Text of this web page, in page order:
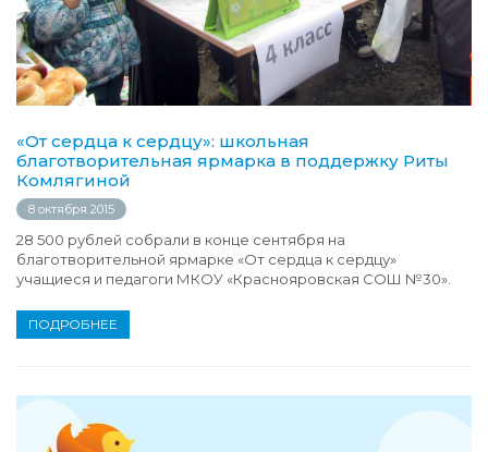
«От сердца к сердцу»: школьная
благотворительная ярмарка в поддержку Риты
Комлягиной
8 октября 2015
28 500 рублей собрали в конце сентября на
благотворительной ярмарке «От сердца к сердцу»
учащиеся и педагоги МКОУ «Краснояровская СОШ №30».
ПОДРОБНЕЕ